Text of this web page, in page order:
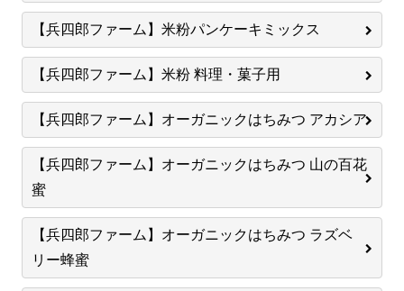
【兵四郎ファーム】米粉パンケーキミックス
【兵四郎ファーム】米粉 料理・菓子用
【兵四郎ファーム】オーガニックはちみつ アカシア
【兵四郎ファーム】オーガニックはちみつ 山の百花
蜜
【兵四郎ファーム】オーガニックはちみつ ラズベ
リー蜂蜜